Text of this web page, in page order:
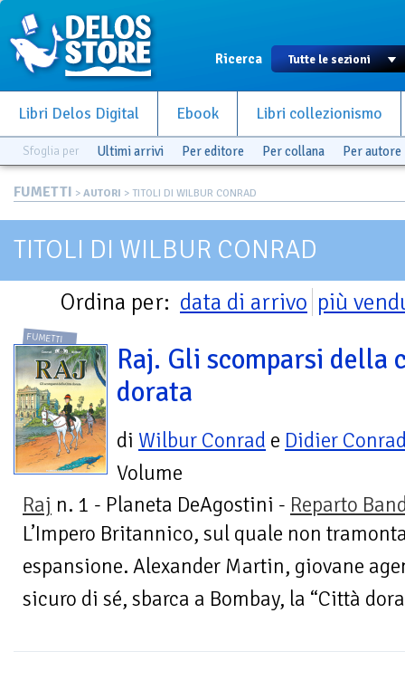
Ricerca
Libri Delos Digital Ebook Libri collezionismo
Sfoglia per Ultimi arrivi Per editore Per collana Per autore
FUMETTI > AUTORI > TITOLI DI WILBUR CONRAD
TITOLI DI WILBUR CONRAD
Ordina per: data di arrivo più
FUMETTI
Raj. Gli scomparsi della
dorata
di Wilbur Conrad e Didier
Volume
Raj n. 1 - Planeta DeAgostini - Reparto
L’Impero Britannico, sul quale non
espansione. Alexander Martin, giovane
sicuro di sé, sbarca a Bombay, la “Città